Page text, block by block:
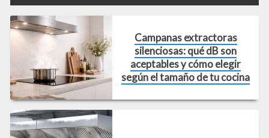
Campanas extractoras
silenciosas: qué dB son
aceptables y cómo elegir
según el tamaño de tu cocina